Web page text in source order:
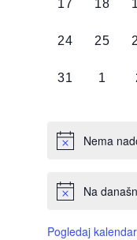
17 18
0
24
0
25
0
0
31
0
1
Nema
Na
Pogledaj kalendar